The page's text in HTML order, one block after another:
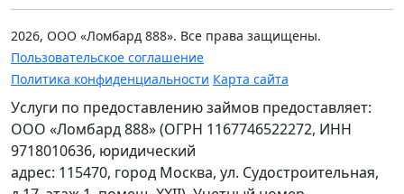
2026, ООО «Ломбард 888». Все права защищены.
Пользовательское соглашение
Политика конфиденциальности Карта сайта
Услуги по предоставлению займов предоставляет:
ООО «Ломбард 888» (ОГРН 1167746522272, ИНН
9718010636, юридический
адрес: 115470, город Москва, ул. Судостроительная,